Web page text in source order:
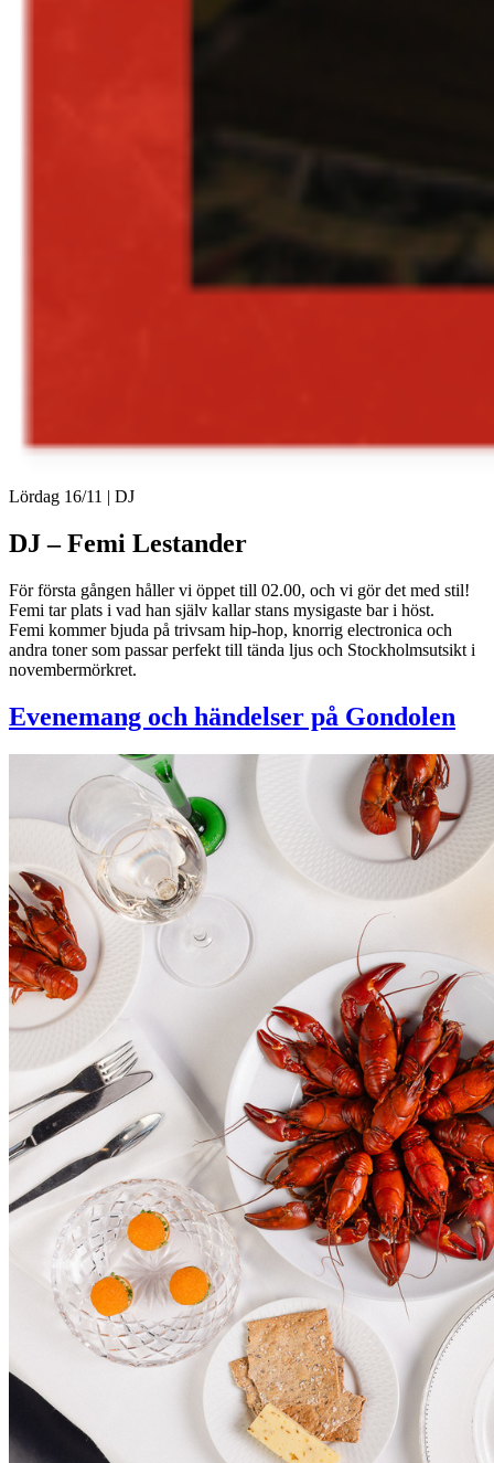
Lördag 16/11 | DJ
DJ – Femi Lestander
För första gången håller vi öppet till 02.00, och vi gör det med stil!
Femi tar plats i vad han själv kallar stans mysigaste bar i höst.
Femi kommer bjuda på trivsam hip-hop, knorrig electronica och
andra toner som passar perfekt till tända ljus och Stockholmsutsikt i
novembermörkret.
Evenemang och händelser på Gondolen